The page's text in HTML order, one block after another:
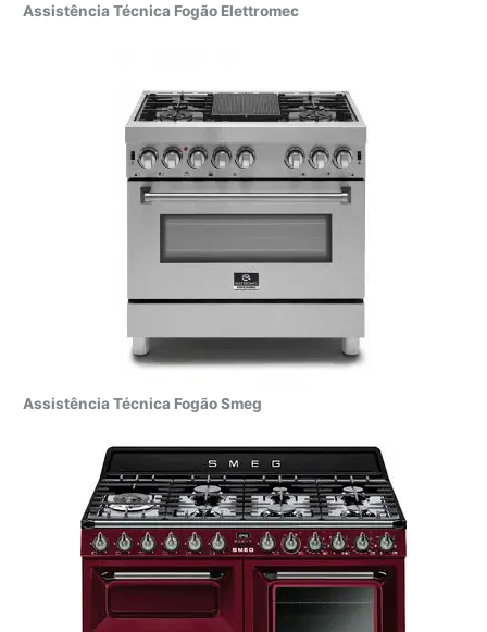
Assistência Técnica Fogão Elettromec
Assistência Técnica Fogão Smeg